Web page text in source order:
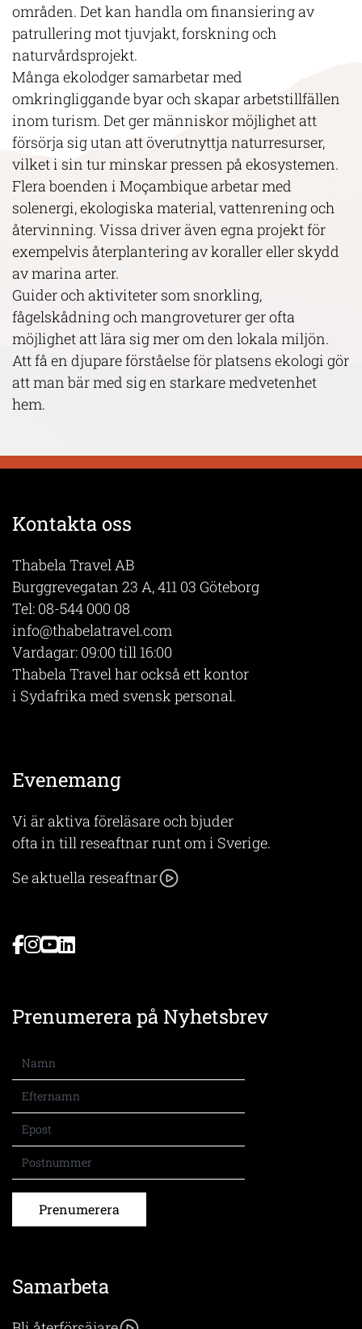
områden. Det kan handla om finansiering av
patrullering mot tjuvjakt, forskning och
naturvårdsprojekt.
Många ekolodger samarbetar med
omkringliggande byar och skapar arbetstillfällen
inom turism. Det ger människor möjlighet att
försörja sig utan att överutnyttja naturresurser,
vilket i sin tur minskar pressen på ekosystemen.
Flera boenden i Moçambique arbetar med
solenergi, ekologiska material, vattenrening och
återvinning. Vissa driver även egna projekt för
exempelvis återplantering av koraller eller skydd
av marina arter.
Guider och aktiviteter som snorkling,
fågelskådning och mangroveturer ger ofta
möjlighet att lära sig mer om den lokala miljön.
Att få en djupare förståelse för platsens ekologi gör
att man bär med sig en starkare medvetenhet
hem.
Kontakta oss
Thabela Travel AB
Burggrevegatan 23 A, 411 03 Göteborg
Tel: 08-544 000 08
info@thabelatravel.com
Vardagar: 09:00 till 16:00
Thabela Travel har också ett kontor
i Sydafrika med svensk personal.
Evenemang
Vi är aktiva föreläsare och bjuder
ofta in till reseaftnar runt om i Sverige.
Se aktuella reseaftnar
Prenumerera på Nyhetsbrev
Prenumerera
Samarbeta